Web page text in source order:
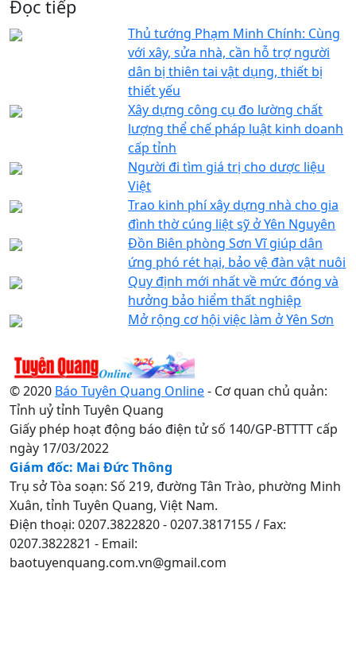
Đọc tiếp
Thủ tướng Phạm Minh Chính: Cùng
với xây, sửa nhà, cần hỗ trợ người
dân bị thiên tai vật dụng, thiết bị
thiết yếu
Xây dựng công cụ đo lường chất
lượng thể chế pháp luật kinh doanh
cấp tỉnh
Người đi tìm giá trị cho dược liệu
Việt
Trao kinh phí xây dựng nhà cho gia
đình thờ cúng liệt sỹ ở Yên Nguyên
Đồn Biên phòng Sơn Vĩ giúp dân
ứng phó rét hại, bảo vệ đàn vật nuôi
Quy định mới nhất về mức đóng và
hưởng bảo hiểm thất nghiệp
Mở rộng cơ hội việc làm ở Yên Sơn
© 2020 Báo Tuyên Quang Online- Cơ quan chủ quản:
Tỉnh uỷ tỉnh Tuyên Quang
Giấy phép hoạt động báo điện tử số 140/GP-BTTTT cấp
ngày 17/03/2022
Giám đốc: Mai Đức Thông
Trụ sở Tòa soạn: Số 219, đường Tân Trào, phường Minh
Xuân, tỉnh Tuyên Quang, Việt Nam.
Điện thoại: 0207.3822820 - 0207.3817155 / Fax:
0207.3822821 - Email:
baotuyenquang.com.vn@gmail.com